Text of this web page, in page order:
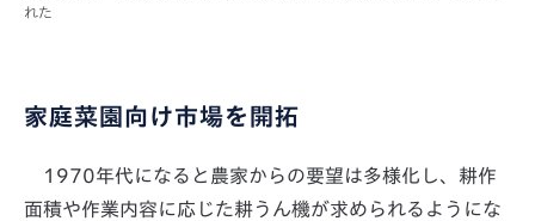
れた
家庭菜園向け市場を開拓
1970年代になると農家からの要望は多様化し、耕作
面積や作業内容に応じた耕うん機が求められるようにな